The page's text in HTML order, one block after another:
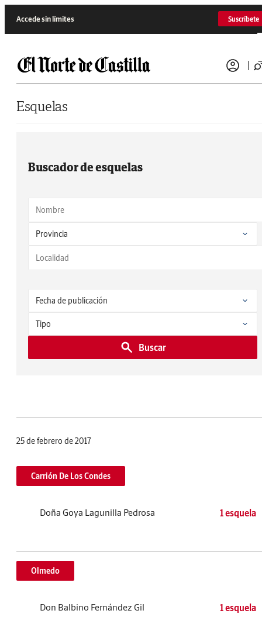
Accede sin límites Suscríbete
Esquelas
Buscador de esquelas
Buscar
25 de febrero de 2017
Carrión De Los Condes
Doña Goya Lagunilla Pedrosa 1 esquela
Olmedo
Don Balbino Fernández Gil 1 esquela